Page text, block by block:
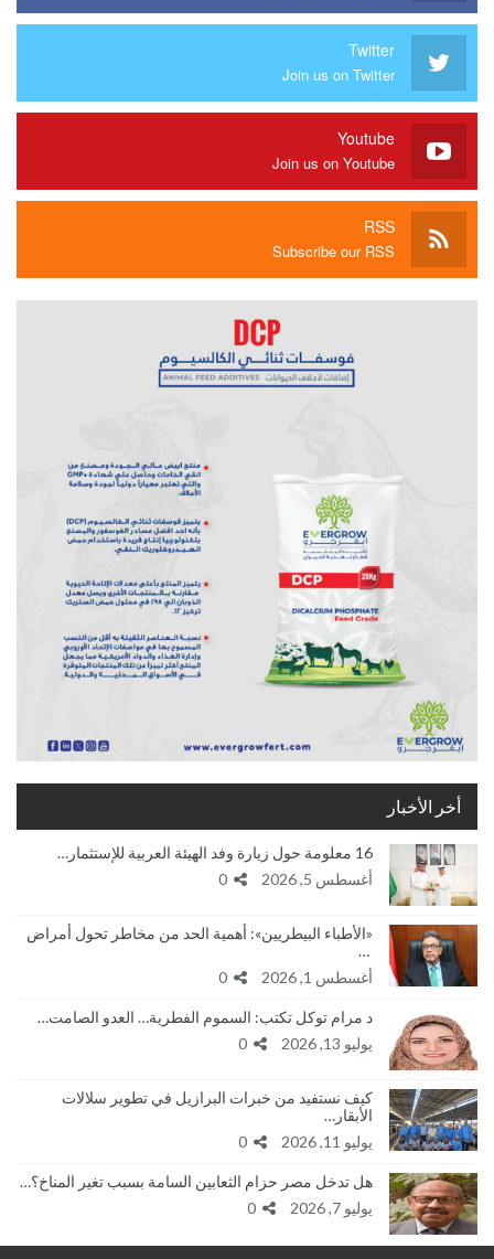
Twitter
Join us on Twitter
Youtube
Join us on Youtube
RSS
Subscribe our RSS
أخر الأخبار
16 معلومة حول زيارة وفد الهيئة العربية للإستثمار…
أغسطس 5, 2026
«الأطباء البيطريين»: أهمية الحد من مخاطر تحول أمراض
…
أغسطس 1, 2026
د مرام توكل تكتب: السموم الفطرية… العدو الصامت…
يوليو 13, 2026
كيف نستفيد من خبرات البرازيل في تطوير سلالات
الأبقار…
يوليو 11, 2026
هل تدخل مصر حزام الثعابين السامة بسبب تغير المناخ؟…
يوليو 7, 2026